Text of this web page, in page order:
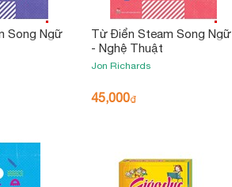
Song Ngữ
Từ Điển Steam Song Ngữ
- Nghệ Thuật
Jon Richards
45,000₫